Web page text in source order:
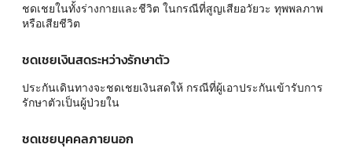
ชดเชยในทั้งร่างกายและชีวิต ในกรณีที่สูญเสียอวัยวะ ทุพพลภาพ
หรือเสียชีวิต
ชดเชยเงินสดระหว่างรักษาตัว
ประกันเดินทางจะชดเชยเงินสดให้ กรณีที่ผู้เอาประกันเข้ารับการ
รักษาตัวเป็นผู้ป่วยใน
ชดเชยบุคคลภายนอก